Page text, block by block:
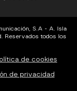
S.A - A. Isla
Reservados todos los
de cookies
de privacidad